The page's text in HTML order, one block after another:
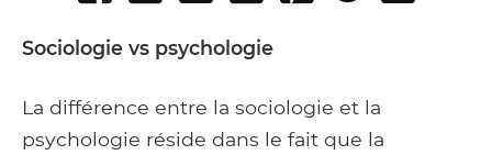
Facebook Google+Tumblr
Sociologie vs psychologie
La différence entre la sociologie et la
psychologie réside dans le fait que la